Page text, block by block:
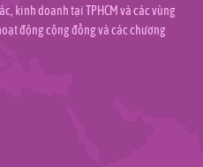
kinh doanh tại TPHCM và các vùng
động cộng đồng và các chương